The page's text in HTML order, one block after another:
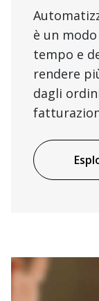
è un
tempo e
rendere
dagli